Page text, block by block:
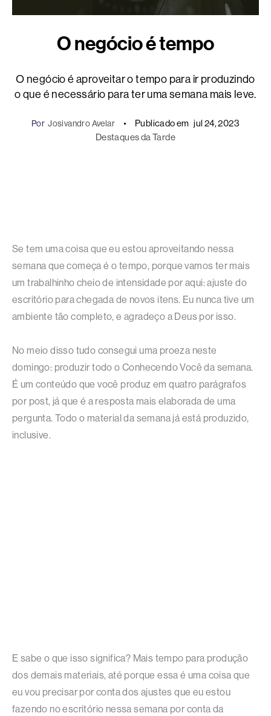
O negócio é tempo
O negócio é aproveitar o tempo para ir produzindo
o que é necessário para ter uma semana mais leve.
Por Josivandro Avelar Publicado em jul 24, 2023
Destaques da Tarde
Se tem uma coisa que eu estou aproveitando nessa
semana que começa é o tempo, porque vamos ter mais
um trabalhinho cheio de intensidade por aqui: ajuste do
escritório para chegada de novos itens. Eu nunca tive um
ambiente tão completo, e agradeço a Deus por isso.
No meio disso tudo consegui uma proeza neste
domingo: produzir todo o Conhecendo Você da semana.
É um conteúdo que você produz em quatro parágrafos
por post, já que é a resposta mais elaborada de uma
pergunta. Todo o material da semana já está produzido,
inclusive.
E sabe o que isso significa? Mais tempo para produção
dos demais materiais, até porque essa é uma coisa que
eu vou precisar por conta dos ajustes que eu estou
fazendo no escritório nessa semana por conta da